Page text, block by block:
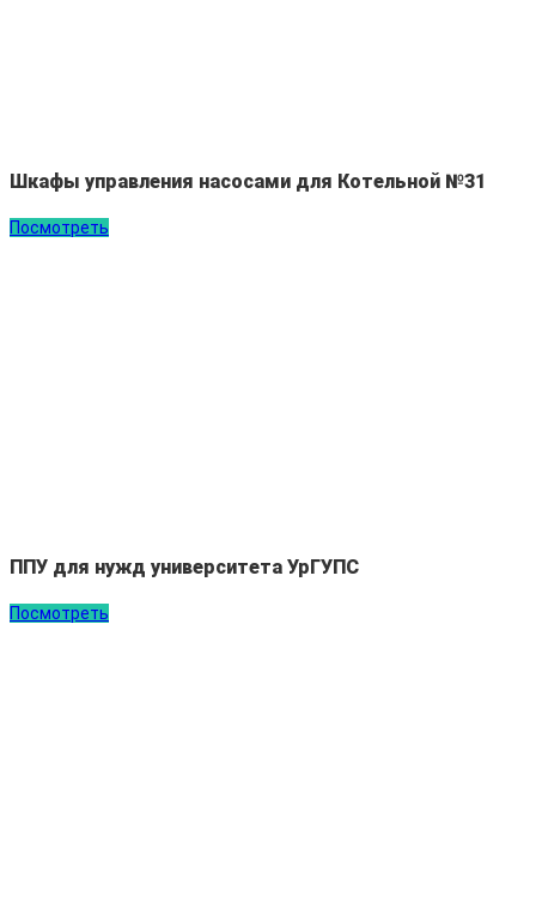
Шкафы управления насосами для Котельной №31
Посмотреть
ППУ для нужд университета УрГУПС
Посмотреть